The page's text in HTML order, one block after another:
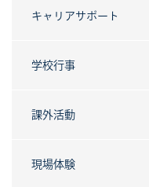
キャリアサポート
学校行事
課外活動
現場体験